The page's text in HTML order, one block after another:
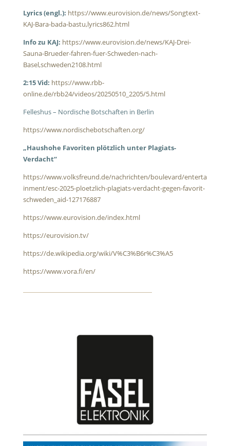
Lyrics (engl.): https://www.eurovision.de/news/Songtext-
KAJ-Bara-bada-bastu,lyrics862.html
Info zu KAJ: https://www.eurovision.de/news/KAJ-Drei-
Sauna-Brueder-fahren-fuer-Schweden-nach-
Basel,schweden2108.html
2:15 Vid: https://www.rbb-
online.de/rbb24/videos/20250510_2205/5.html
Felleshus – Nordische Botschaften in Berlin
https://www.nordischebotschaften.org/
„Haushohe Favoriten plötzlich unter Plagiats-
Verdacht“
https://www.volksfreund.de/nachrichten/boulevard/enterta
inment/esc-2025-ploetzlich-plagiats-verdacht-gegen-favorit-
schweden_aid-127176887
https://www.eurovision.de/index.html
https://eurovision.tv/
https://de.wikipedia.org/wiki/V%C3%B6r%C3%A5
https://www.vora.fi/en/